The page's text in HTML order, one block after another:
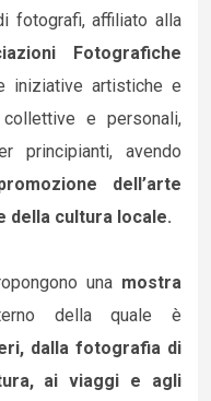
fotografi, affiliato alla
Fotografiche
iniziative artistiche e
e personali,
avendo
dell’arte
della cultura locale.
una mostra
della quale è
dalla fotografia di
ai viaggi e agli